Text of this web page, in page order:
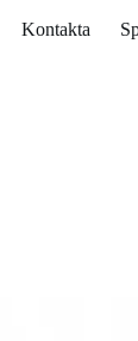
Kontakta